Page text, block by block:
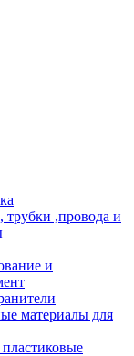
трубки ,провода и
и
материалы для